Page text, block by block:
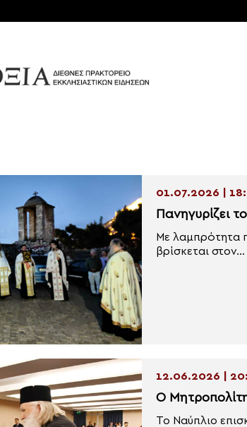
01.07.2026 |
Πανηγυρίζει
Με λαμπρότητα
βρίσκεται στον...
12.06.2026 |
Ο
Το Ναύπλιο